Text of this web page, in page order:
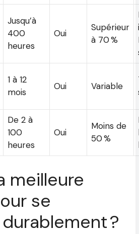
Jusqu’à
400
heures
Oui
Supérieur
à 70 %
1 à 12
mois
Oui Variable
De 2 à
100
heures
Oui
Moins de
50 %
meilleure
se
?